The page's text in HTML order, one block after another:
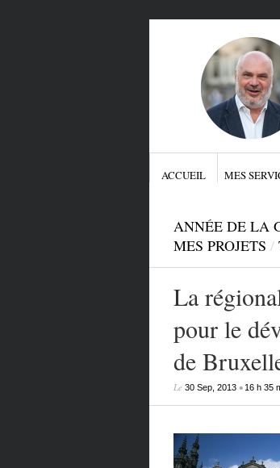
ACCUEIL MES
ANNÉE DE LA
MES PROJETS /
La
pour le
de
Le 30 Sep, 2013• 16 h 35